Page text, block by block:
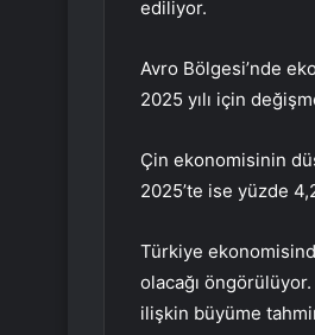
ediliyor.
Avro Bölgesi’nde
2025 yılı için
Çin ekonomisinin
2025’te ise yüzde
Türkiye
olacağı öngörülüyor.
ilişkin büyüme